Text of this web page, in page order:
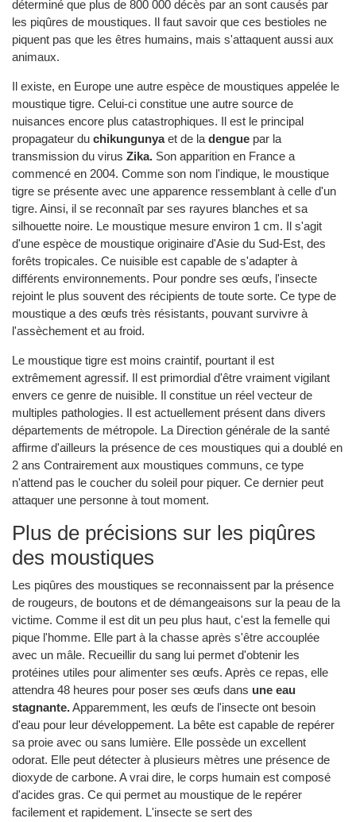
déterminé que plus de 800 000 décès par an sont causés par
les piqûres de moustiques. Il faut savoir que ces bestioles ne
piquent pas que les êtres humains, mais s'attaquent aussi aux
animaux.
Il existe, en Europe une autre espèce de moustiques appelée le
moustique tigre. Celui-ci constitue une autre source de
nuisances encore plus catastrophiques. Il est le principal
propagateur du chikungunyaet de la dengue par la
transmission du virus Zika. Son apparition en France a
commencé en 2004. Comme son nom l'indique, le moustique
tigre se présente avec une apparence ressemblant à celle d'un
tigre. Ainsi, il se reconnaît par ses rayures blanches et sa
silhouette noire. Le moustique mesure environ 1 cm. Il s'agit
d'une espèce de moustique originaire d'Asie du Sud-Est, des
forêts tropicales. Ce nuisible est capable de s'adapter à
différents environnements. Pour pondre ses œufs, l'insecte
rejoint le plus souvent des récipients de toute sorte. Ce type de
moustique a des œufs très résistants, pouvant survivre à
l'assèchement et au froid.
Le moustique tigre est moins craintif, pourtant il est
extrêmement agressif. Il est primordial d'être vraiment vigilant
envers ce genre de nuisible. Il constitue un réel vecteur de
multiples pathologies. Il est actuellement présent dans divers
départements de métropole. La Direction générale de la santé
affirme d'ailleurs la présence de ces moustiques qui a doublé en
2 ans Contrairement aux moustiques communs, ce type
n'attend pas le coucher du soleil pour piquer. Ce dernier peut
attaquer une personne à tout moment.
Plus de précisions sur les piqûres
des moustiques
Les piqûres des moustiques se reconnaissent par la présence
de rougeurs, de boutons et de démangeaisons sur la peau de la
victime. Comme il est dit un peu plus haut, c'est la femelle qui
pique l'homme. Elle part à la chasse après s'être accouplée
avec un mâle. Recueillir du sang lui permet d'obtenir les
protéines utiles pour alimenter ses œufs. Après ce repas, elle
attendra 48 heures pour poser ses œufs dans une eau
stagnante.Apparemment, les œufs de l'insecte ont besoin
d'eau pour leur développement. La bête est capable de repérer
sa proie avec ou sans lumière. Elle possède un excellent
odorat. Elle peut détecter à plusieurs mètres une présence de
dioxyde de carbone. A vrai dire, le corps humain est composé
d'acides gras. Ce qui permet au moustique de le repérer
facilement et rapidement. L'insecte se sert des